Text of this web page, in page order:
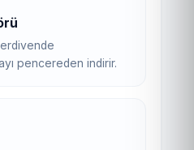
pencereden indirir.